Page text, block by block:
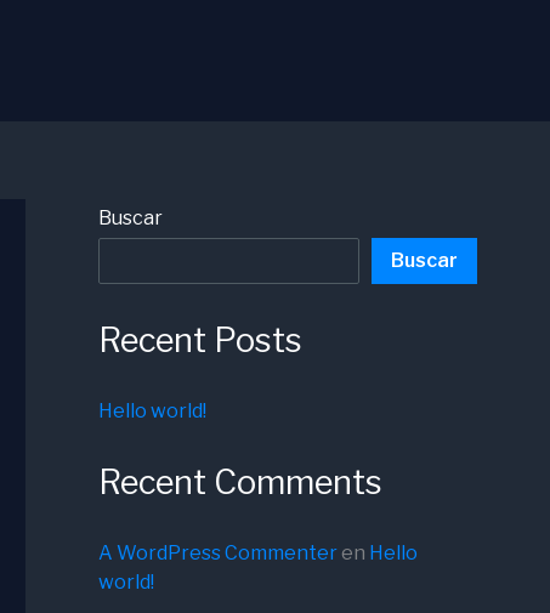
Buscar
Buscar
Recent Posts
Hello world!
Recent Comments
A WordPress Commenteren Hello
world!